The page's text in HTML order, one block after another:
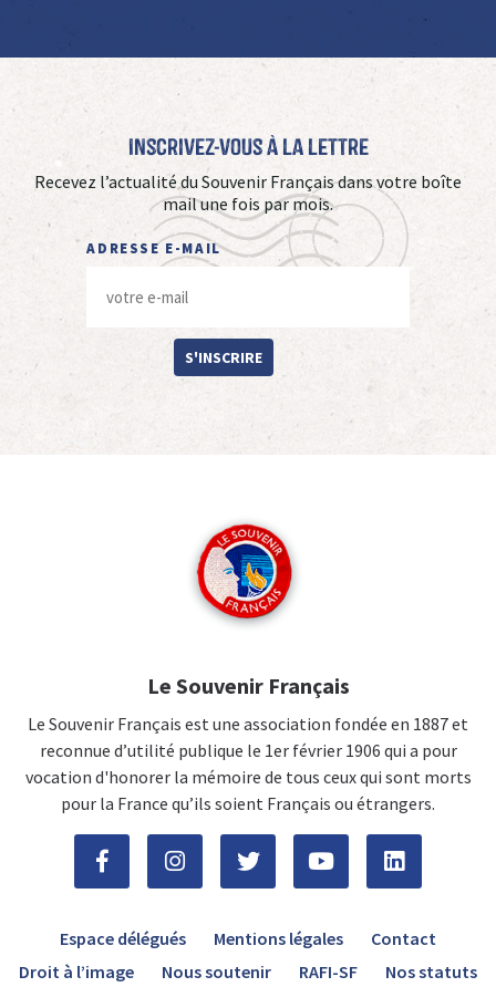
Inscrivez-vous à La Lettre
Recevez l’actualité du Souvenir Français dans votre boîte
mail une fois par mois.
ADRESSE E-MAIL
S'INSCRIRE
Le Souvenir Français
Le Souvenir Français est une association fondée en 1887 et
reconnue d’utilité publique le 1er février 1906 qui a pour
vocation d'honorer la mémoire de tous ceux qui sont morts
pour la France qu’ils soient Français ou étrangers.
Espace délégués Mentions légales
Contact
Droit à l’image
Nous soutenir RAFI-SF Nos statuts